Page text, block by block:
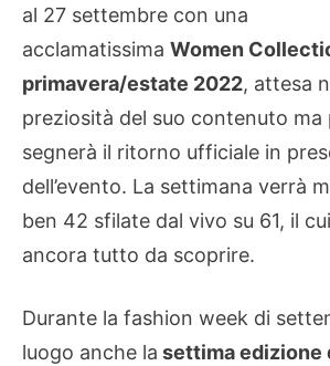
al 27 settembre con una
acclamatissima Women
primavera/estate 2022, attesa
preziosità del suo contenuto ma
segnerà il ritorno ufficiale in
dell’evento. La settimana verrà
ben 42 sfilate dal vivo su 61, il
ancora tutto da scoprire.
Durante la fashion week di
luogo anche la settima edizione